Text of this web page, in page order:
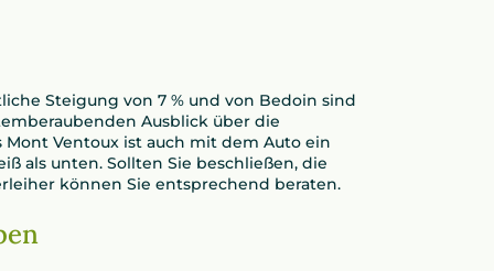
Steigung von 7 % und von Bedoin sind
Ausblick über die
Ventoux ist auch mit dem Auto ein
als unten. Sollten Sie beschließen, die
können Sie entsprechend beraten.